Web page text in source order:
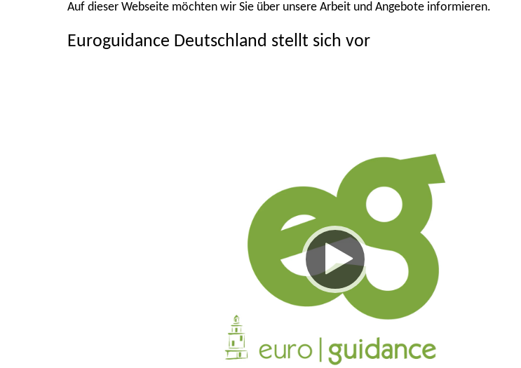
Auf dieser Webseite möchten wir Sie über unsere Arbeit und Angebote informieren.
Euroguidance Deutschland stellt sich vor